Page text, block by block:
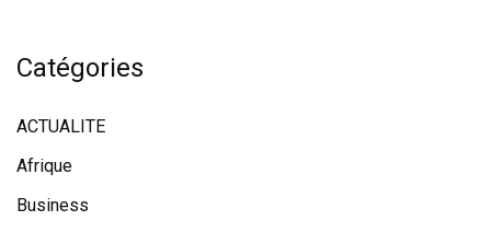
Catégories
ACTUALITE
Afrique
Business